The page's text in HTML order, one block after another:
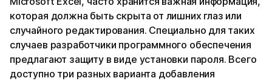
которая должна быть скрыта от лишних глаз или
случайного редактирования. Специально для таких
случаев разработчики программного обеспечения
предлагают защиту в виде установки пароля. Всего
доступно три разных варианта добавления